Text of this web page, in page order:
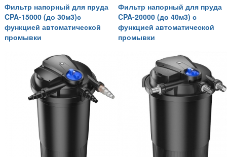
Фильтр напорный для пруда
CPA-15000 (до 30м3)с
функцией автоматической
промывки
Фильтр напорный для пруда
CPA-20000 (до 40м3) с
функцией автоматической
промывки